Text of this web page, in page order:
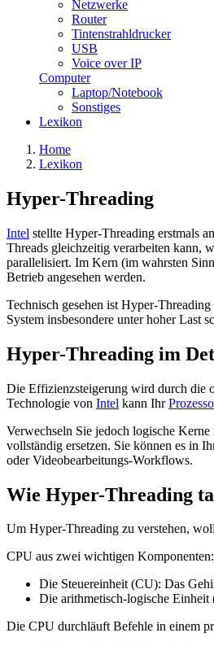
Netzwerke
Router
Tintenstrahldrucker
USB
Voice over IP
Computer
Laptop/Notebook
Sonstiges
Lexikon
Home
Lexikon
Hyper-Threading
Intel stellte Hyper-Threading erstmals
Threads gleichzeitig verarbeiten kann,
parallelisiert. Im Kern (im wahrsten
Betrieb angesehen werden.
Technisch gesehen ist Hyper-
System insbesondere unter hoher Last
Hyper-Threading im
Die Effizienzsteigerung wird durch die
Technologie von Intel kann Ihr
Verwechseln Sie jedoch logische
vollständig ersetzen. Sie können es in
oder Videobearbeitungs-Workflows.
Wie Hyper-Threading
Um Hyper-Threading zu verstehen,
CPU aus zwei wichtigen Komponenten:
Die Steuereinheit (CU): Das
Die arithmetisch-logische
Die CPU durchläuft Befehle in einem